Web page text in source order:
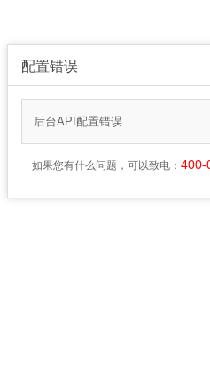
配置错误
后台API配置错误
如果您有什么问题，可以致电： 400-